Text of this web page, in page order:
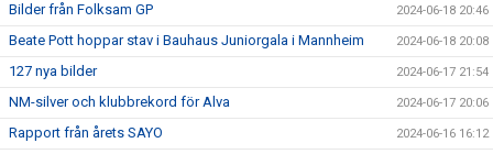
Bilder från Folksam GP 2024-06-18 20:46
Beate Pott hoppar stav i Bauhaus Juniorgala i Mannheim 2024-06-18 20:08
127 nya bilder 2024-06-17 21:54
NM-silver och klubbrekord för Alva 2024-06-17 20:06
Rapport från årets SAYO 2024-06-16 16:12